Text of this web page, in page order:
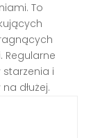
To
Regularne
i
dłużej.